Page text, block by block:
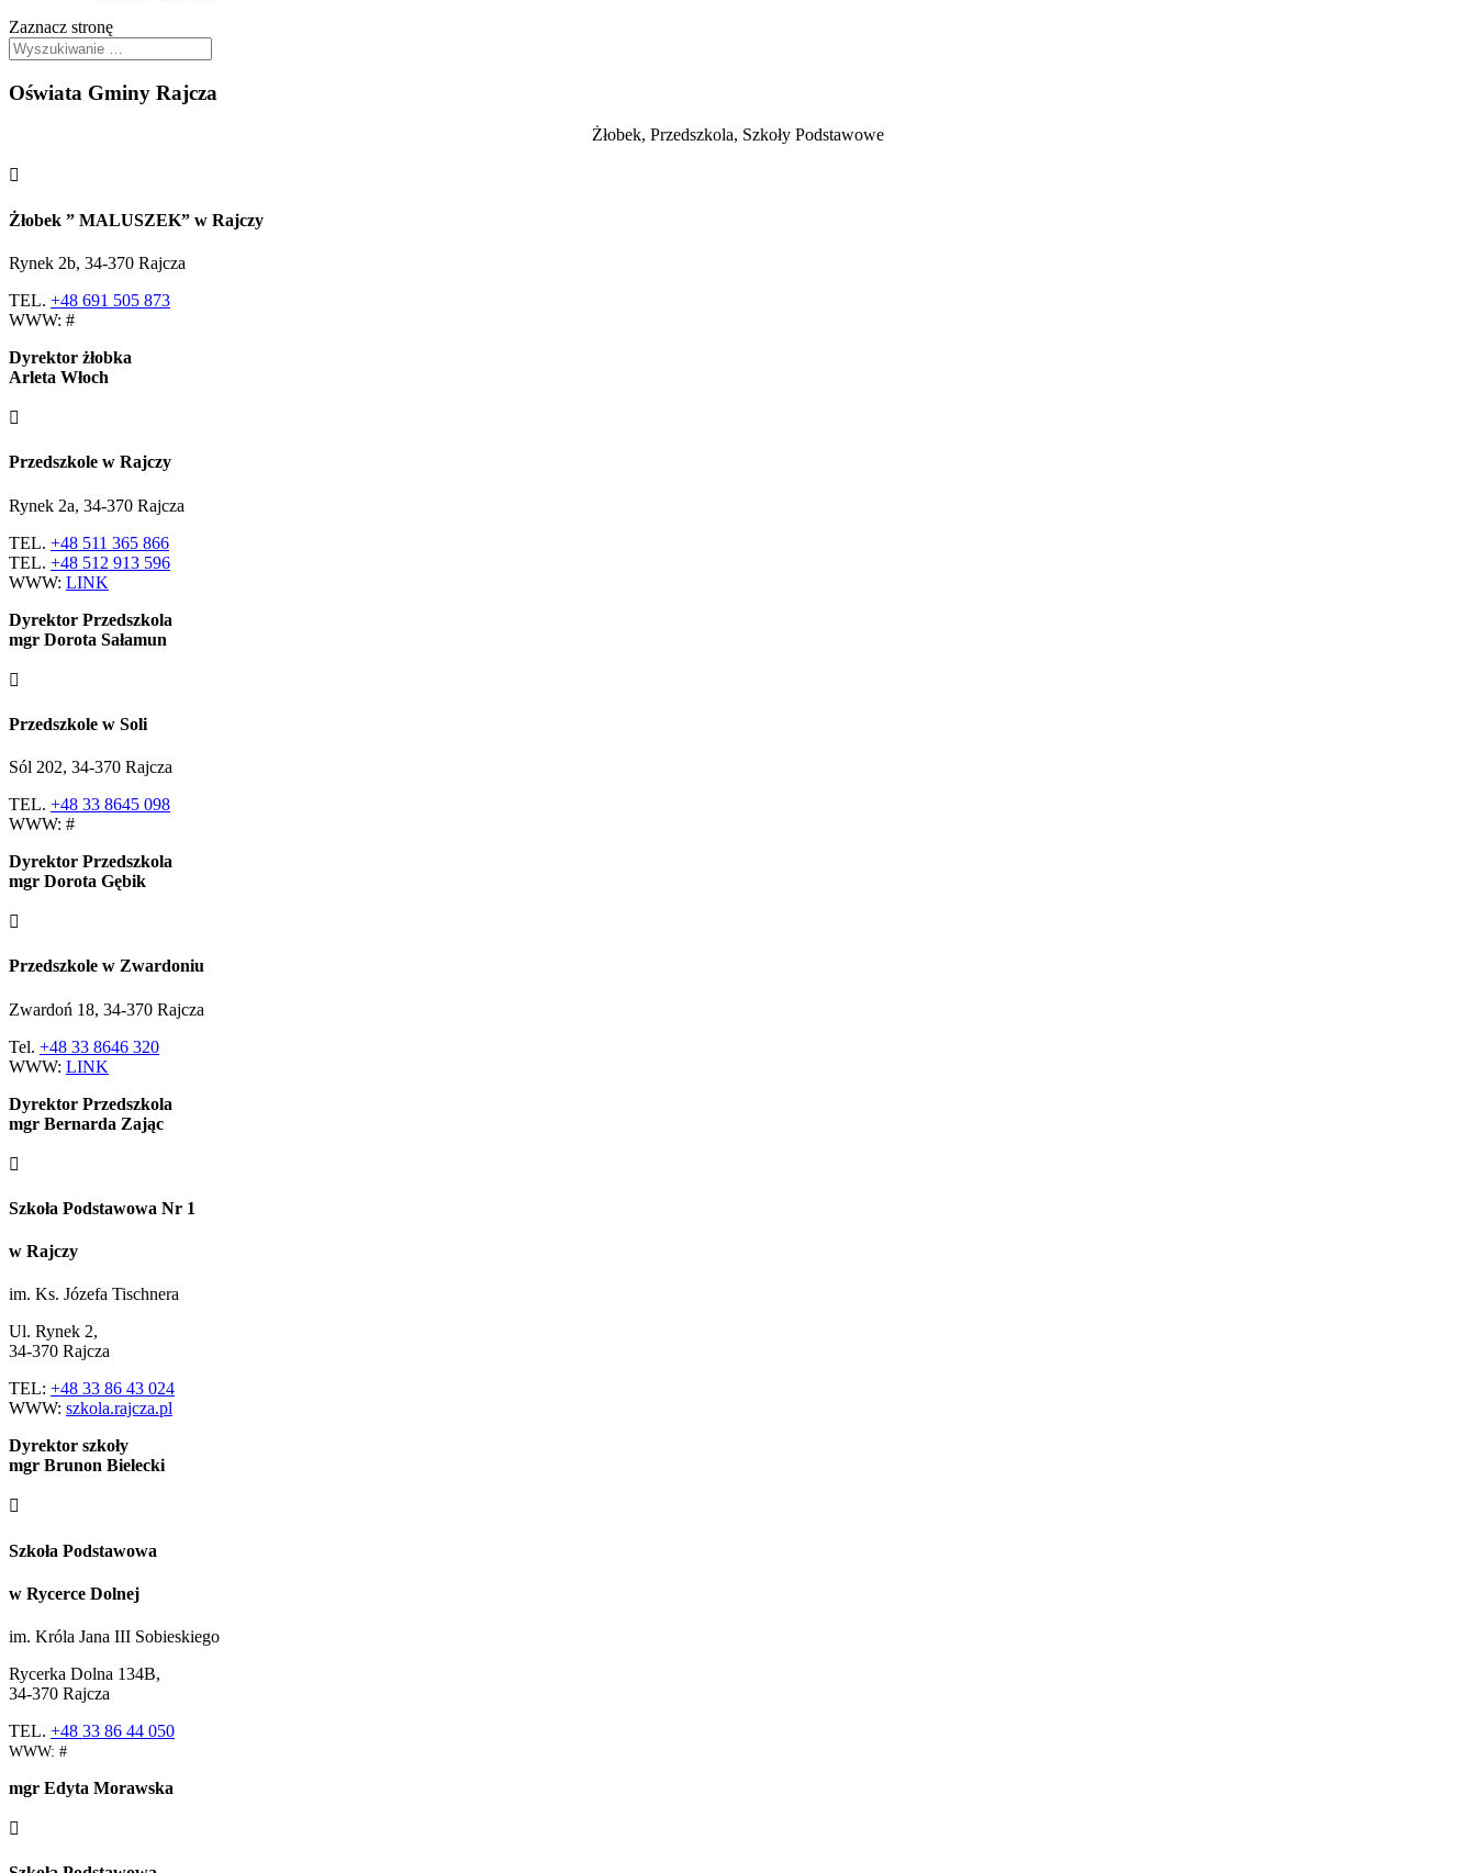
Zaznacz stronę
Oświata Gminy Rajcza
Żłobek, Przedszkola, Szkoły Podstawowe

Żłobek ” MALUSZEK” w Rajczy
Rynek 2b, 34-370 Rajcza
TEL. +48 691 505 873
WWW: #
Dyrektor żłobka
Arleta Włoch

Przedszkole w Rajczy
Rynek 2a, 34-370 Rajcza
TEL. +48 511 365 866
TEL. +48 512 913 596
WWW: LINK
Dyrektor Przedszkola
mgr Dorota Sałamun

Przedszkole w Soli
Sól 202, 34-370 Rajcza
TEL. +48 33 8645 098
WWW: #
Dyrektor Przedszkola
mgr Dorota Gębik

Przedszkole w Zwardoniu
Zwardoń 18, 34-370 Rajcza
Tel. +48 33 8646 320
WWW: LINK
Dyrektor Przedszkola
mgr Bernarda Zając

Szkoła Podstawowa Nr 1
w Rajczy
im. Ks. Józefa Tischnera
Ul. Rynek 2,
34-370 Rajcza
TEL: +48 33 86 43 024
WWW: szkola.rajcza.pl
Dyrektor szkoły
mgr Brunon Bielecki

Szkoła Podstawowa
w Rycerce Dolnej
im. Króla Jana III Sobieskiego
Rycerka Dolna 134B,
34-370 Rajcza
TEL. +48 33 86 44 050
WWW: #
mgr Edyta Morawska
